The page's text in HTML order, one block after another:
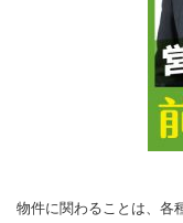
物件に関わることは、各